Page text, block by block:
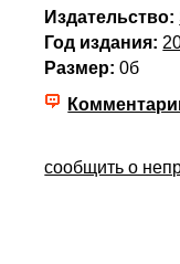
Издательство:
Год издания:
Размер: 0б
сообщить о